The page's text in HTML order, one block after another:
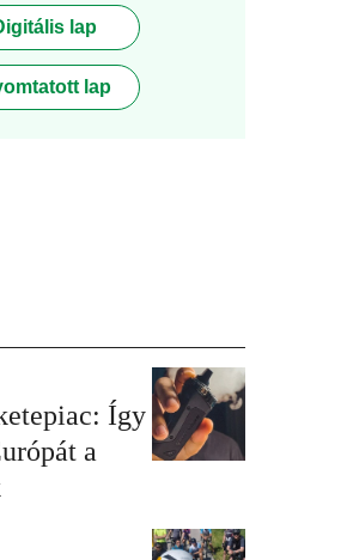
lap
lap
Így
a